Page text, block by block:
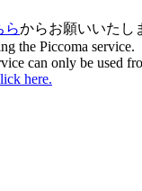
らからお願いいたし
the Piccoma service.
can only be used
here.